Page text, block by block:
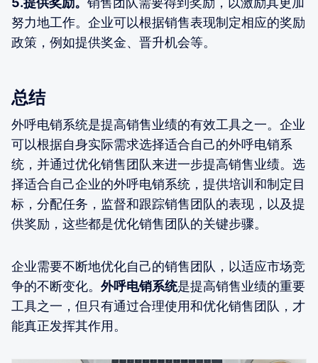
努力地工作。企业可以根据销售表现制定相应的奖励
政策，例如提供奖金、晋升机会等。
总结
外呼电销系统是提高销售业绩的有效工具之一。企业
可以根据自身实际需求选择适合自己的外呼电销系
统，并通过优化销售团队来进一步提高销售业绩。选
择适合自己企业的外呼电销系统，提供培训和制定目
标，分配任务，监督和跟踪销售团队的表现，以及提
供奖励，这些都是优化销售团队的关键步骤。
企业需要不断地优化自己的销售团队，以适应市场竞
争的不断变化。 外呼电销系统是提高销售业绩的重要
工具之一，但只有通过合理使用和优化销售团队，才
能真正发挥其作用。